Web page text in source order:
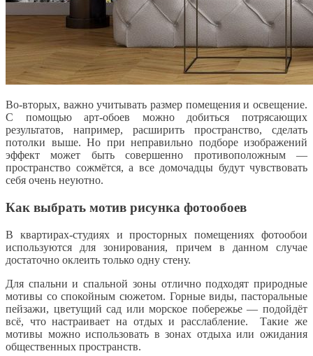
Во-вторых, важно учитывать размер помещения и освещение.
С помощью арт-обоев можно добиться потрясающих
результатов, например, расширить пространство, сделать
потолки выше. Но при неправильно подборе изображений
эффект может быть совершенно противоположным —
пространство сожмётся, а все домочадцы будут чувствовать
себя очень неуютно.
Как выбрать мотив рисунка фотообоев
В квартирах-студиях и просторных помещениях фотообои
используются для зонирования, причем в данном случае
достаточно оклеить только одну стену.
Для спальни и спальной зоны отлично подходят природные
мотивы со спокойным сюжетом. Горные виды, пасторальные
пейзажи, цветущий сад или морское побережье — подойдёт
всё, что настраивает на отдых и расслабление. Такие же
мотивы можно использовать в зонах отдыха или ожидания
общественных пространств.